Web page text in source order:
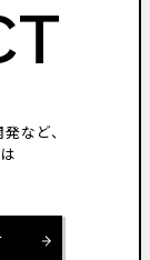
など、